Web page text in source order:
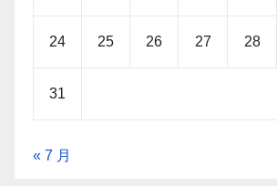
24 25 26 27 28
31
« 7 月